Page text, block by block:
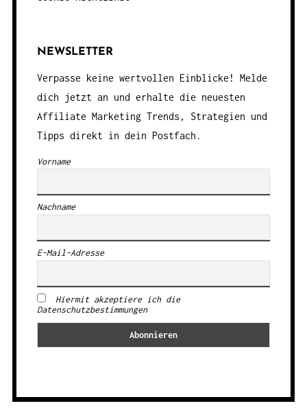
NEWSLETTER
Verpasse keine wertvollen Einblicke! Melde
dich jetzt an und erhalte die neuesten
Affiliate Marketing Trends, Strategien und
Tipps direkt in dein Postfach.
Vorname
Nachname
E-Mail-Adresse
Hiermit akzeptiere ich die
Datenschutzbestimmungen